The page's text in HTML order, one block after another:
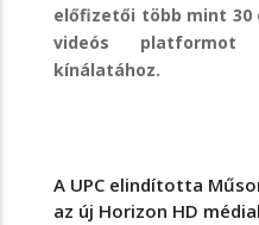
előfizetői több mint 30
videós
kínálatához.
A UPC elindította
az új Horizon HD